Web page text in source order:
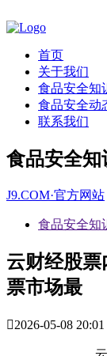
首页
关于我们
食品安全知
食品安全动
联系我们
食品安全知
J9.COM·官方网站
食品安全知
云财经股票
票市场最
2026-05-08 20:01